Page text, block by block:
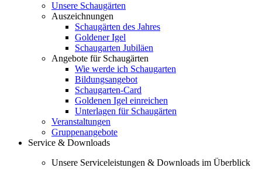
Unsere Schaugärten
Auszeichnungen
Schaugärten des Jahres
Goldener Igel
Schaugarten Jubiläen
Angebote für Schaugärten
Wie werde ich Schaugarten
Bildungsangebot
Schaugarten-Card
Goldenen Igel einreichen
Unterlagen für Schaugärten
Veranstaltungen
Gruppenangebote
Service & Downloads
Unsere Serviceleistungen & Downloads im Überblick